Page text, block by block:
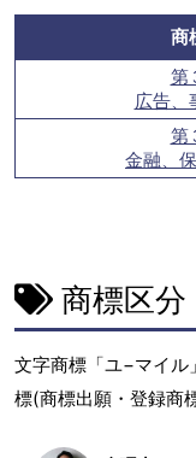
商
第
広告、
第
金融、
商標区分
文字商標「ユ−マイル
標(商標出願・登録商